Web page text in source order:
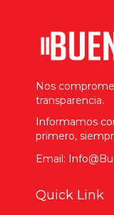
Nos
transparencia.
Informamos
primero,
Email:
Quick Link